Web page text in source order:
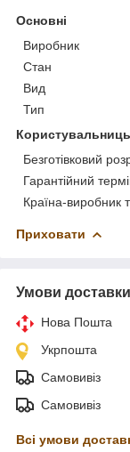
Основні
Виробник
Стан
Вид
Тип
Безготівковий
Гарантійний
Країна-виробник
Приховати
Умови доставки
Нова Пошта
Укрпошта
Самовивіз
Самовивіз
Всі умови